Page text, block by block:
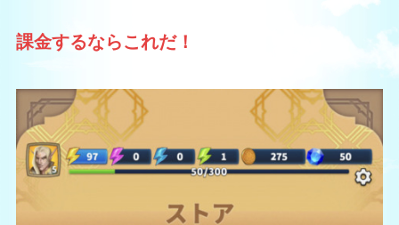
課金するならこれだ！